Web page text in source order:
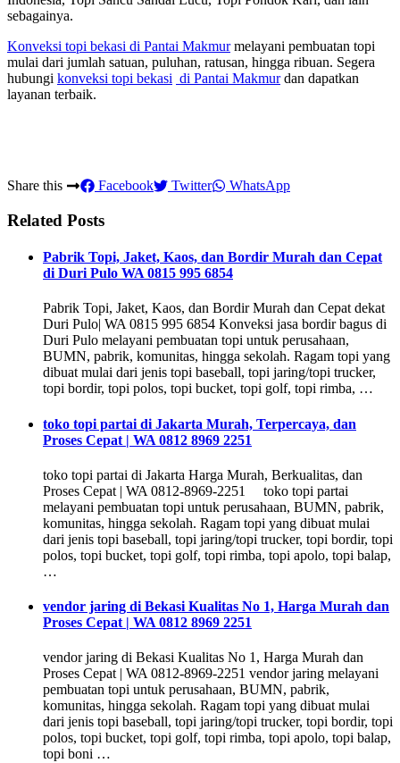
sebagainya.
Konveksi topi bekasi di Pantai Makmurmelayani pembuatan topi
mulai dari jumlah satuan, puluhan, ratusan, hingga ribuan. Segera
hubungi konveksi topi bekasi di Pantai Makmurdan dapatkan
layanan terbaik.
Share this Facebook Twitter WhatsApp
Related Posts
Pabrik Topi, Jaket, Kaos, dan Bordir Murah dan Cepat
di Duri Pulo WA 0815 995 6854
Pabrik Topi, Jaket, Kaos, dan Bordir Murah dan Cepat dekat
Duri Pulo| WA 0815 995 6854 Konveksi jasa bordir bagus di
Duri Pulo melayani pembuatan topi untuk perusahaan,
BUMN, pabrik, komunitas, hingga sekolah. Ragam topi yang
dibuat mulai dari jenis topi baseball, topi jaring/topi trucker,
topi bordir, topi polos, topi bucket, topi golf, topi rimba, …
toko topi partai di Jakarta Murah, Terpercaya, dan
Proses Cepat | WA 0812 8969 2251
toko topi partai di Jakarta Harga Murah, Berkualitas, dan
Proses Cepat | WA 0812-8969-2251 toko topi partai
melayani pembuatan topi untuk perusahaan, BUMN, pabrik,
komunitas, hingga sekolah. Ragam topi yang dibuat mulai
dari jenis topi baseball, topi jaring/topi trucker, topi bordir, topi
polos, topi bucket, topi golf, topi rimba, topi apolo, topi balap,
…
vendor jaring di Bekasi Kualitas No 1, Harga Murah dan
Proses Cepat | WA 0812 8969 2251
vendor jaring di Bekasi Kualitas No 1, Harga Murah dan
Proses Cepat | WA 0812-8969-2251 vendor jaring melayani
pembuatan topi untuk perusahaan, BUMN, pabrik,
komunitas, hingga sekolah. Ragam topi yang dibuat mulai
dari jenis topi baseball, topi jaring/topi trucker, topi bordir, topi
polos, topi bucket, topi golf, topi rimba, topi apolo, topi balap,
topi boni …